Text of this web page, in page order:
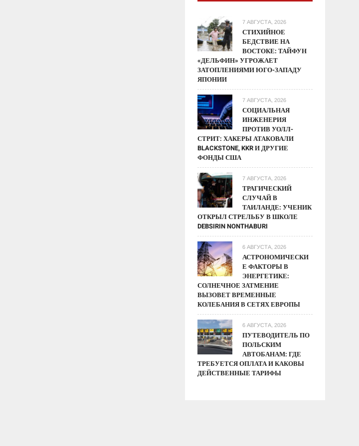
7 АВГУСТА, 2026
СТИХИЙНОЕ
БЕДСТВИЕ НА
ВОСТОКЕ: ТАЙФУН
«ДЕЛЬФИН» УГРОЖАЕТ
ЗАТОПЛЕНИЯМИ ЮГО-ЗАПАДУ
ЯПОНИИ
7 АВГУСТА, 2026
СОЦИАЛЬНАЯ
ИНЖЕНЕРИЯ
ПРОТИВ УОЛЛ-
СТРИТ: ХАКЕРЫ АТАКОВАЛИ
BLACKSTONE, KKR И ДРУГИЕ
ФОНДЫ США
7 АВГУСТА, 2026
ТРАГИЧЕСКИЙ
СЛУЧАЙ В
ТАИЛАНДЕ: УЧЕНИК
ОТКРЫЛ СТРЕЛЬБУ В ШКОЛЕ
DEBSIRIN NONTHABURI
6 АВГУСТА, 2026
АСТРОНОМИЧЕСКИ
Е ФАКТОРЫ В
ЭНЕРГЕТИКЕ:
СОЛНЕЧНОЕ ЗАТМЕНИЕ
ВЫЗОВЕТ ВРЕМЕННЫЕ
КОЛЕБАНИЯ В СЕТЯХ ЕВРОПЫ
6 АВГУСТА, 2026
ПУТЕВОДИТЕЛЬ ПО
ПОЛЬСКИМ
АВТОБАНАМ: ГДЕ
ТРЕБУЕТСЯ ОПЛАТА И КАКОВЫ
ДЕЙСТВЕННЫЕ ТАРИФЫ